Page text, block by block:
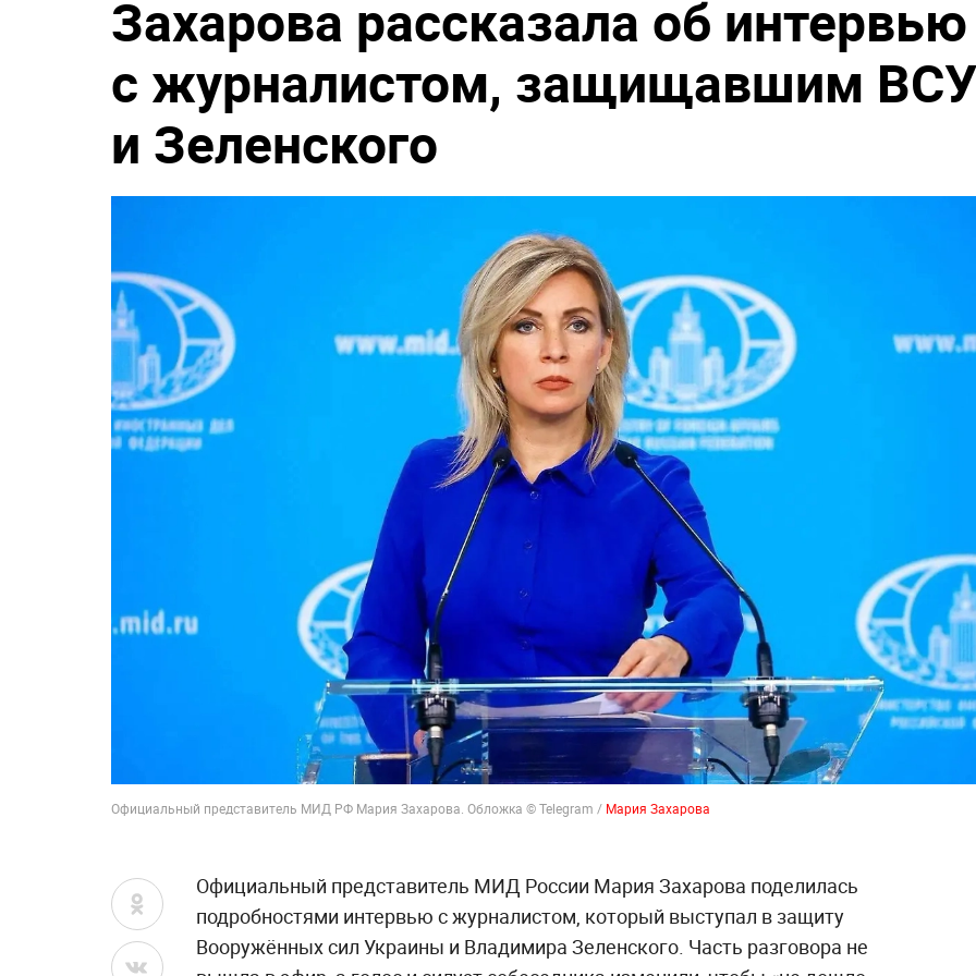
Захарова рассказала об интервью
с журналистом, защищавшим ВСУ
и Зеленского
Официальный представитель МИД РФ Мария Захарова. Обложка © Telegram / Мария Захарова
Официальный представитель МИД России Мария Захарова поделилась
подробностями интервью с журналистом, который выступал в защиту
Вооружённых сил Украины и Владимира Зеленского. Часть разговора не